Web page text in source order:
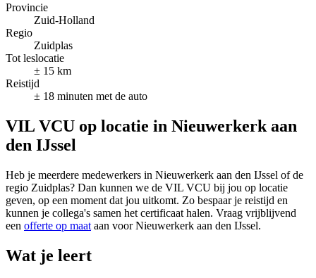
Provincie
Zuid-Holland
Regio
Zuidplas
Tot leslocatie
± 15 km
Reistijd
± 18 minuten met de auto
VIL VCU op locatie in Nieuwerkerk aan
den IJssel
Heb je meerdere medewerkers in Nieuwerkerk aan den IJssel of de
regio Zuidplas? Dan kunnen we de VIL VCU bij jou op locatie
geven, op een moment dat jou uitkomt. Zo bespaar je reistijd en
kunnen je collega's samen het certificaat halen. Vraag vrijblijvend
een offerte op maat aan voor Nieuwerkerk aan den IJssel.
Wat je leert